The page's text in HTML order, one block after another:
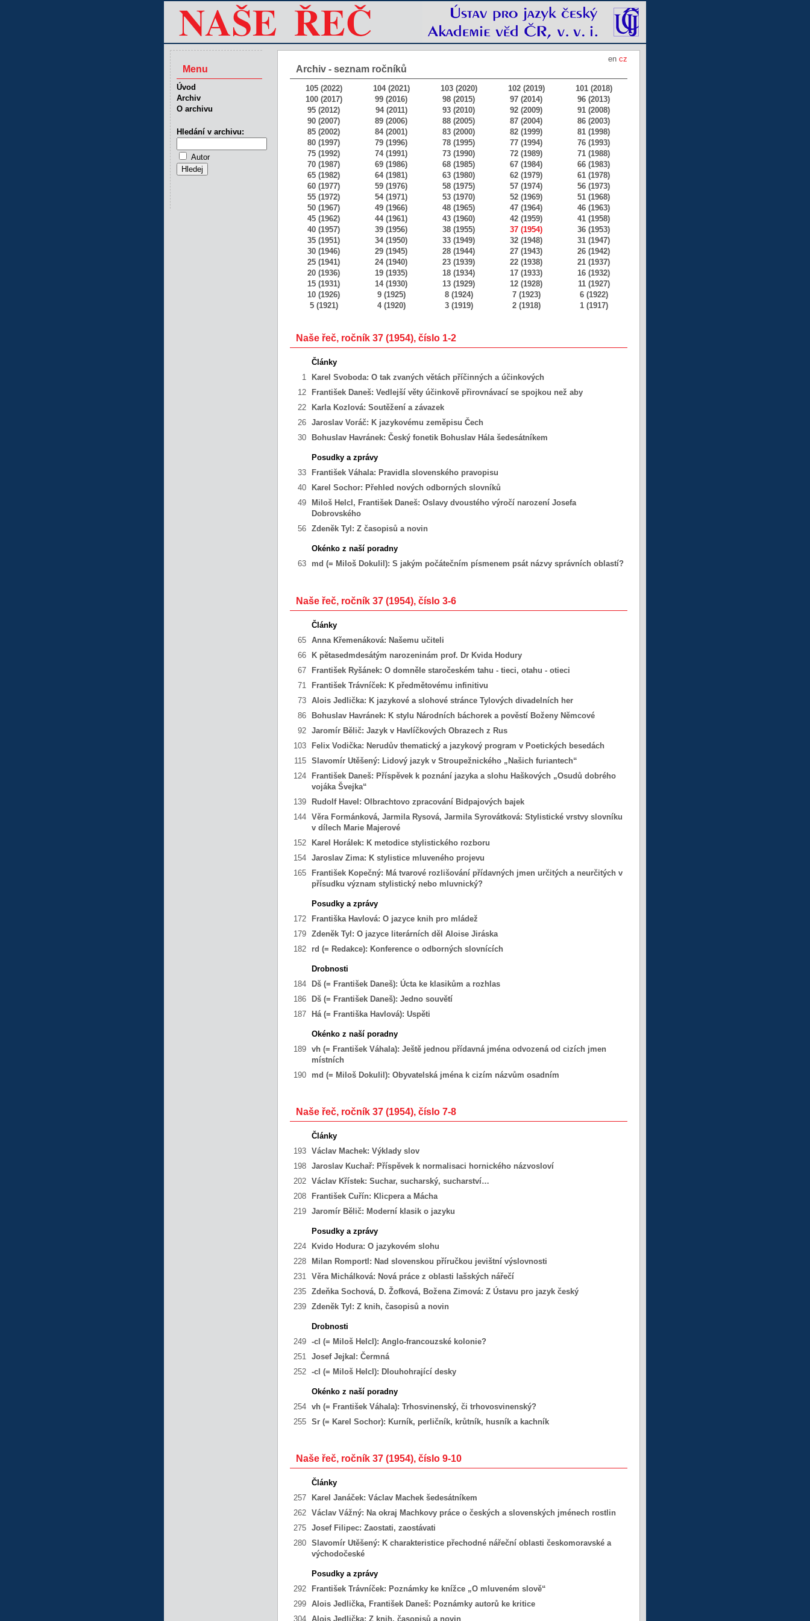
en cz
Archiv - seznam ročníků
105 (2022) 104 (2021) 103 (2020) 102 (2019)
101 (2018)
100 (2017)
99 (2016) 98 (2015) 97 (2014)
96 (2013)
95 (2012)
94 (2011) 93 (2010) 92 (2009)
91 (2008)
90 (2007)
89 (2006) 88 (2005) 87 (2004)
86 (2003)
85 (2002)
84 (2001) 83 (2000) 82 (1999)
81 (1998)
80 (1997)
79 (1996) 78 (1995) 77 (1994)
76 (1993)
75 (1992)
74 (1991) 73 (1990) 72 (1989)
71 (1988)
70 (1987)
69 (1986) 68 (1985) 67 (1984)
66 (1983)
65 (1982)
64 (1981) 63 (1980) 62 (1979)
61 (1978)
60 (1977)
59 (1976) 58 (1975) 57 (1974)
56 (1973)
55 (1972)
54 (1971) 53 (1970) 52 (1969)
51 (1968)
50 (1967)
49 (1966) 48 (1965) 47 (1964)
46 (1963)
45 (1962)
44 (1961) 43 (1960) 42 (1959)
41 (1958)
40 (1957)
39 (1956) 38 (1955) 37 (1954)
36 (1953)
35 (1951)
34 (1950) 33 (1949) 32 (1948)
31 (1947)
30 (1946)
29 (1945) 28 (1944) 27 (1943)
26 (1942)
25 (1941)
24 (1940) 23 (1939) 22 (1938)
21 (1937)
20 (1936)
19 (1935) 18 (1934) 17 (1933)
16 (1932)
15 (1931)
14 (1930) 13 (1929) 12 (1928)
11 (1927)
10 (1926)
9 (1925) 8 (1924) 7 (1923)
6 (1922)
5 (1921)
4 (1920) 3 (1919) 2 (1918) 1 (1917)
Naše řeč, ročník 37 (1954), číslo 1-2
Články
1
Karel Svoboda: O tak zvaných větách příčinných a účinkových
12
František Daneš: Vedlejší věty účinkově přirovnávací se spojkou než aby
22
Karla Kozlová: Soutěžení a závazek
26
Jaroslav Voráč: K jazykovému zeměpisu Čech
30
Bohuslav Havránek: Český fonetik Bohuslav Hála šedesátníkem
Posudky a zprávy
33
František Váhala: Pravidla slovenského pravopisu
40
Karel Sochor: Přehled nových odborných slovníků
49
Miloš Helcl, František Daneš: Oslavy dvoustého výročí narození Josefa
Dobrovského
56
Zdeněk Tyl: Z časopisů a novin
Okénko z naší poradny
63
md (= Miloš Dokulil): S jakým počátečním písmenem psát názvy správních oblastí?
Naše řeč, ročník 37 (1954), číslo 3-6
Články
65
Anna Křemenáková: Našemu učiteli
66
K pětasedmdesátým narozeninám prof. Dr Kvida Hodury
67
František Ryšánek: O domněle staročeském tahu - tieci, otahu - otieci
71
František Trávníček: K předmětovému infinitivu
73
Alois Jedlička: K jazykové a slohové stránce Tylových divadelních her
86
Bohuslav Havránek: K stylu Národních báchorek a pověstí Boženy Němcové
92
Jaromír Bělič: Jazyk v Havlíčkových Obrazech z Rus
103
Felix Vodička: Nerudův thematický a jazykový program v Poetických besedách
115
Slavomír Utěšený: Lidový jazyk v Stroupežnického „Našich furiantech“
124
František Daneš: Příspěvek k poznání jazyka a slohu Haškových „Osudů dobrého
vojáka Švejka“
139
Rudolf Havel: Olbrachtovo zpracování Bidpajových bajek
144
Věra Formánková, Jarmila Rysová, Jarmila Syrovátková: Stylistické vrstvy slovníku
v dílech Marie Majerové
152
Karel Horálek: K metodice stylistického rozboru
154
Jaroslav Zima: K stylistice mluveného projevu
165
František Kopečný: Má tvarové rozlišování přídavných jmen určitých a neurčitých v
přísudku význam stylistický nebo mluvnický?
Posudky a zprávy
172
Františka Havlová: O jazyce knih pro mládež
179
Zdeněk Tyl: O jazyce literárních děl Aloise Jiráska
182
rd (= Redakce): Konference o odborných slovnících
Drobnosti
184
Dš (= František Daneš): Úcta ke klasikům a rozhlas
186
Dš (= František Daneš): Jedno souvětí
187
Há (= Františka Havlová): Uspěti
Okénko z naší poradny
189
vh (= František Váhala): Ještě jednou přídavná jména odvozená od cizích jmen
místních
190
md (= Miloš Dokulil): Obyvatelská jména k cizím názvům osadním
Naše řeč, ročník 37 (1954), číslo 7-8
Články
193
Václav Machek: Výklady slov
198
Jaroslav Kuchař: Příspěvek k normalisaci hornického názvosloví
202
Václav Křístek: Suchar, sucharský, sucharství…
208
František Cuřín: Klicpera a Mácha
219
Jaromír Bělič: Moderní klasik o jazyku
Posudky a zprávy
224
Kvido Hodura: O jazykovém slohu
228
Milan Romportl: Nad slovenskou příručkou jevištní výslovnosti
231
Věra Michálková: Nová práce z oblasti lašských nářečí
235
Zdeňka Sochová, D. Žofková, Božena Zimová: Z Ústavu pro jazyk český
239
Zdeněk Tyl: Z knih, časopisů a novin
Drobnosti
249
-cl (= Miloš Helcl): Anglo-francouzské kolonie?
251
Josef Jejkal: Čermná
252
-cl (= Miloš Helcl): Dlouhohrající desky
Okénko z naší poradny
254
vh (= František Váhala): Trhosvinenský, či trhovosvinenský?
255
Sr (= Karel Sochor): Kurník, perličník, krůtník, husník a kachník
Naše řeč, ročník 37 (1954), číslo 9-10
Články
257
Karel Janáček: Václav Machek šedesátníkem
262
Václav Vážný: Na okraj Machkovy práce o českých a slovenských jménech rostlin
275
Josef Filipec: Zaostati, zaostávati
280
Slavomír Utěšený: K charakteristice přechodné nářeční oblasti českomoravské a
východočeské
Posudky a zprávy
292
František Trávníček: Poznámky ke knížce „O mluveném slově“
299
Alois Jedlička, František Daneš: Poznámky autorů ke kritice
304
Alois Jedlička: Z knih, časopisů a novin
Menu
Úvod
Archiv
O archivu
Hledání v archivu:
Autor